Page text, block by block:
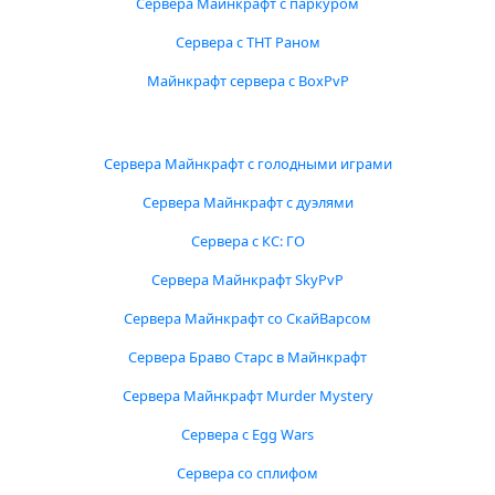
Сервера с ТНТ Раном
Майнкрафт сервера с BoxPvP
Сервера Майнкрафт с голодными играми
Сервера Майнкрафт с дуэлями
Сервера с КС: ГО
Сервера Майнкрафт SkyPvP
Сервера Майнкрафт со СкайВарсом
Сервера Браво Старс в Майнкрафт
Сервера Майнкрафт Murder Mystery
Сервера с Egg Wars
Сервера со сплифом